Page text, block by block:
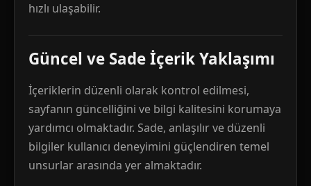
hızlı ulaşabilir.
Güncel ve Sade İçerik Yaklaşımı
İçeriklerin düzenli olarak kontrol edilmesi,
sayfanın güncelliğini ve bilgi kalitesini korumaya
yardımcı olmaktadır. Sade, anlaşılır ve düzenli
bilgiler kullanıcı deneyimini güçlendiren temel
unsurlar arasında yer almaktadır.